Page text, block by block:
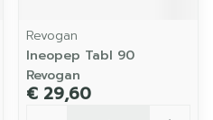
Revogan
Ineopep Tabl 90
Revogan
€ 29,60